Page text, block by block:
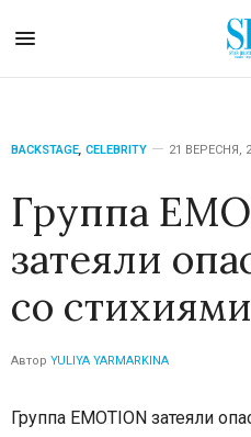
BACKSTAGE, CELEBRITY 21 ВЕРЕСНЯ,
Группа
затеяли
со
Автор YULIYA YARMARKINA
Группа EMOTION затеяли